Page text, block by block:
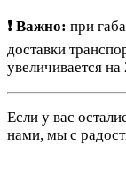
❗ Важно: при
доставки
увеличивается
Если у вас
нами, мы с